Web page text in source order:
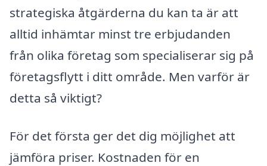
strategiska åtgärderna du kan ta är att
alltid inhämtar minst tre erbjudanden
från olika företag som specialiserar sig på
företagsflytt i ditt område. Men varför är
detta så viktigt?
För det första ger det dig möjlighet att
jämföra priser. Kostnaden för en